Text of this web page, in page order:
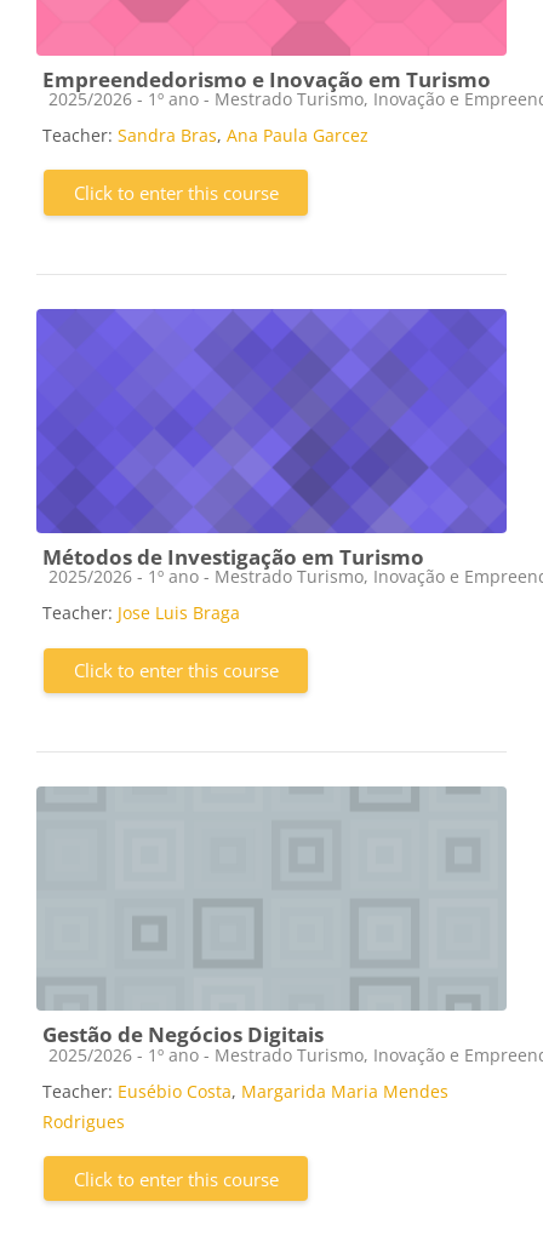
Empreendedorismo e Inovação em Turismo
Course category
2025/2026 - 1º ano - Mestrado Turismo, Inovação e
Teacher: Sandra Bras, Ana Paula Garcez
Click to enter this course
Métodos de Investigação em Turismo
Course category
2025/2026 - 1º ano - Mestrado Turismo, Inovação e
Teacher: Jose Luis Braga
Click to enter this course
Gestão de Negócios Digitais
Course category
2025/2026 - 1º ano - Mestrado Turismo, Inovação e
Teacher: Eusébio Costa, Margarida Maria Mendes
Rodrigues
Click to enter this course